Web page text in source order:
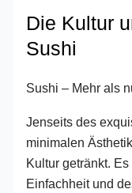
Die Kultur
Sushi
Sushi – Mehr als
Jenseits des
minimalen
Kultur getränkt.
Einfachheit und